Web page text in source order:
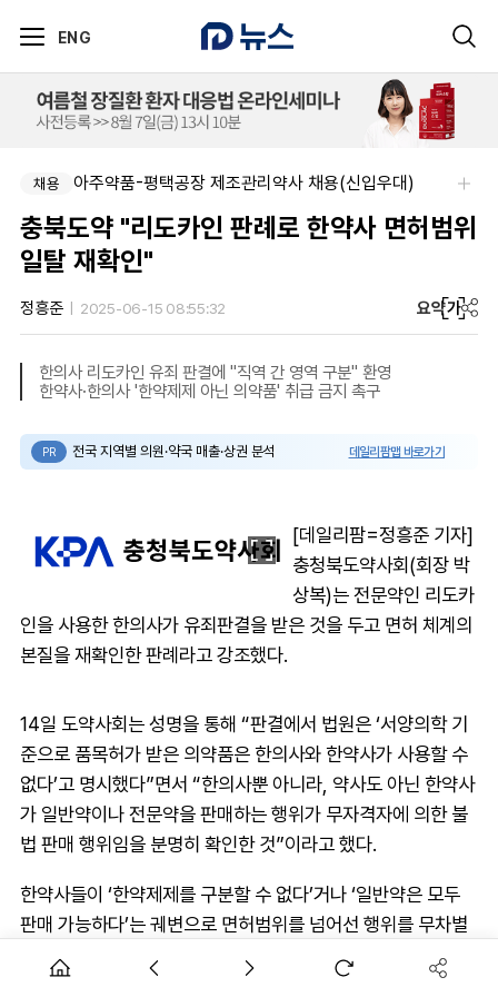
ENG
채용 아주약품-평택공장 제조관리약사 채용(신입우대)
충북도약 "리도카인 판례로 한약사 면허범위
일탈 재확인"
정흥준 2025-06-15 08:55:32 요약가
한의사 리도카인 유죄 판결에 "직역 간 영역 구분" 환영
한약사·한의사 '한약제제 아닌 의약품' 취급 금지 촉구
PR 전국 지역별 의원·약국 매출·상권 분석 데일리팜맵 바로가기
[데일리팜=정흥준 기자]
충청북도약사회(회장 박
상복)는 전문약인 리도카
인을 사용한 한의사가 유죄판결을 받은 것을 두고 면허 체계의
본질을 재확인한 판례라고 강조했다.
14일 도약사회는 성명을 통해 “판결에서 법원은 ‘서양의학 기
준으로 품목허가 받은 의약품은 한의사와 한약사가 사용할 수
없다’고 명시했다”면서 “한의사뿐 아니라, 약사도 아닌 한약사
가 일반약이나 전문약을 판매하는 행위가 무자격자에 의한 불
법 판매 행위임을 분명히 확인한 것”이라고 했다.
한약사들이 ‘한약제제를 구분할 수 없다’거나 ‘일반약은 모두
판매 가능하다’는 궤변으로 면허범위를 넘어선 행위를 무차별
하게 해오고 있다는 지적이다.